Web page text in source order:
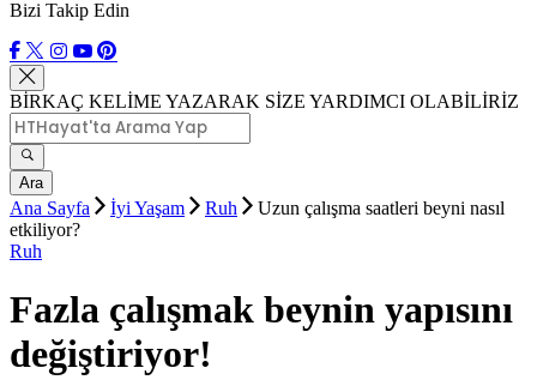
Bizi Takip Edin
BİRKAÇ KELİME YAZARAK SİZE YARDIMCI OLABİLİRİZ
Ara
Ana Sayfa İyi Yaşam Ruh
Uzun çalışma saatleri beyni nasıl
etkiliyor?
Ruh
Fazla çalışmak beynin yapısını
değiştiriyor!